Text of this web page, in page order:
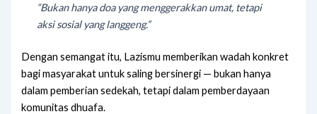
“Bukan hanya doa yang menggerakkan umat, tetapi
aksi sosial yang langgeng.”
Dengan semangat itu, Lazismu memberikan wadah konkret
bagi masyarakat untuk saling bersinergi — bukan hanya
dalam pemberian sedekah, tetapi dalam pemberdayaan
komunitas dhuafa.